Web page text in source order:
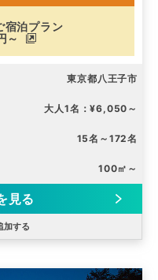
宿泊プラン
～
東京都八王子市
大人1名：¥6,050～
15名～172名
100㎡～
見る
加する